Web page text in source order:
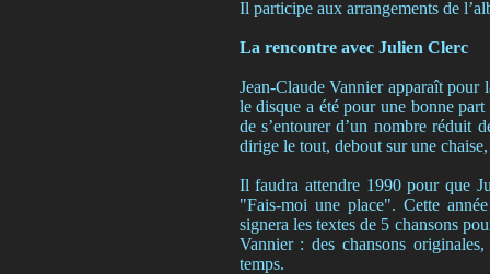
Il participe aux arrangements de
La rencontre avec Julien Clerc
Jean-Claude Vannier apparaît
le disque a été pour une bonne
de s’entourer d’un nombre réduit
dirige le tout, debout sur une
Il faudra attendre 1990 pour que
"Fais-moi une place". Cette
signera les textes de 5 chansons
Vannier : des chansons
temps.